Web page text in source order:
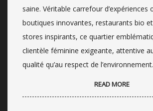
saine. Véritable carrefour
boutiques innovantes, restaurants bio
stores inspirants, ce quartier
clientèle féminine exigeante, attentive
qualité qu’au respect de
READ MORE